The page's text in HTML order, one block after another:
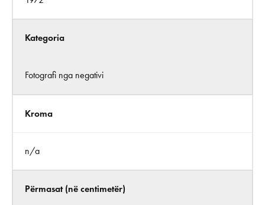
Kategoria
Fotografi nga negativi
Kroma
n/a
Përmasat (në centimetër)